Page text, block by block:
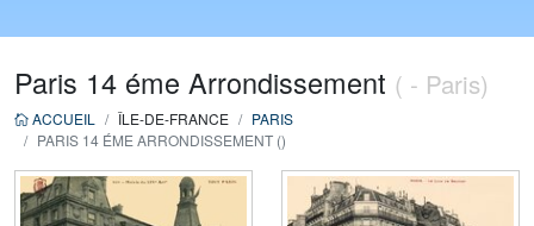
Paris 14 éme Arrondissement ( - Paris)
ACCUEIL ÎLE-DE-FRANCE
PARIS
PARIS 14 ÉME ARRONDISSEMENT ()